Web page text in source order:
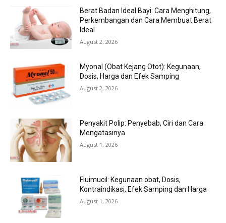
Berat Badan Ideal Bayi: Cara Menghitung,
Perkembangan dan Cara Membuat Berat
Ideal
August 2, 2026
Myonal (Obat Kejang Otot): Kegunaan,
Dosis, Harga dan Efek Samping
August 2, 2026
Penyakit Polip: Penyebab, Ciri dan Cara
Mengatasinya
August 1, 2026
Fluimucil: Kegunaan obat, Dosis,
Kontraindikasi, Efek Samping dan Harga
August 1, 2026